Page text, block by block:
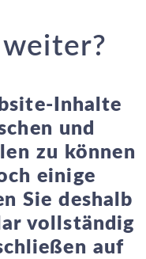
Inhalte
und
zu können
einige
Sie deshalb
vollständig
auf